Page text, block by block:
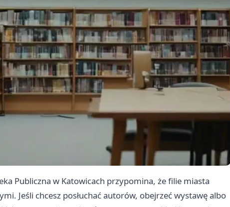
Publiczna w Katowicach przypomina, że filie miasta
Jeśli chcesz posłuchać autorów, obejrzeć wystawę albo